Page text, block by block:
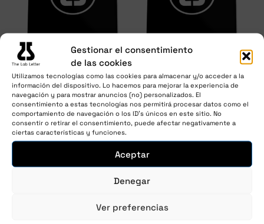
Gestionar el consentimiento
de las cookies
Utilizamos tecnologías como las cookies para almacenar y/o acceder a la
información del dispositivo. Lo hacemos para mejorar la experiencia de
navegación y para mostrar anuncios (no) personalizados. El
consentimiento a estas tecnologías nos permitirá procesar datos como el
comportamiento de navegación o los ID's únicos en este sitio. No
consentir o retirar el consentimiento, puede afectar negativamente a
ciertas características y funciones.
Aceptar
Denegar
Ver preferencias
The Lab Letter – Anual
1.125,00€ impuestos y envío
incluidos / año
Únete ahora
1.125,00€ impuestos y envío
incluidos / año
Únete ahora